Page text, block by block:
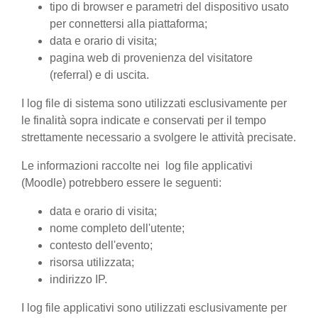
tipo di browser e parametri del dispositivo usato
per connettersi alla piattaforma;
data e orario di visita;
pagina web di provenienza del visitatore
(referral) e di uscita.
I log file di sistema sono utilizzati esclusivamente per
le finalità sopra indicate e conservati per il tempo
strettamente necessario a svolgere le attività precisate.
Le informazioni raccolte nei log file applicativi
(Moodle) potrebbero essere le seguenti:
data e orario di visita;
nome completo dell'utente;
contesto dell'evento;
risorsa utilizzata;
indirizzo IP.
I log file applicativi sono utilizzati esclusivamente per